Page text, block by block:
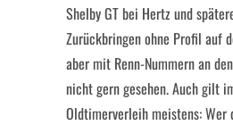
Shelby GT bei Hertz und
Zurückbringen ohne Profil auf
aber mit Renn-Nummern an
nicht gern gesehen. Auch gilt
Oldtimerverleih meistens: Wer